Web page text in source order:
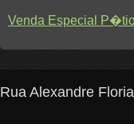
Venda Especial
Rua Alexandre